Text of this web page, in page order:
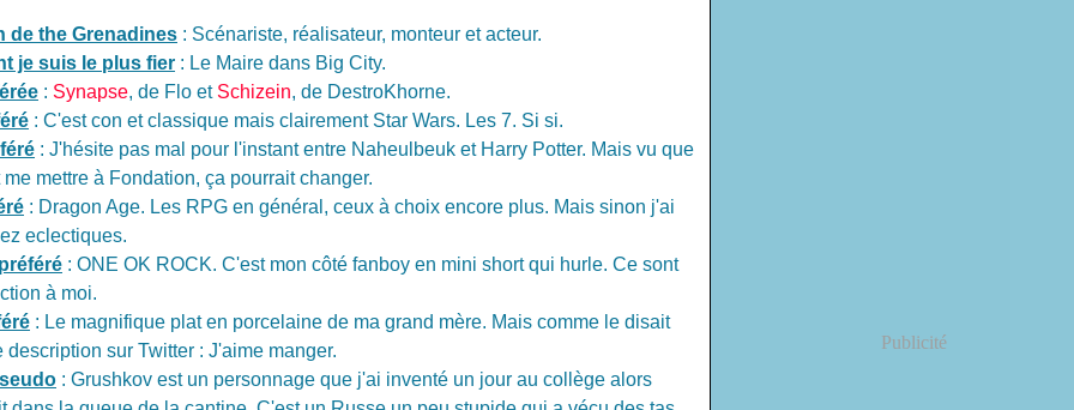
de the Grenadines : Scénariste, réalisateur, monteur et acteur.
je suis le plus fier : Le Maire dans Big City.
: Synapse, de Flo et Schizein, de DestroKhorne.
: C'est con et classique mais clairement Star Wars. Les 7. Si si.
: J'hésite pas mal pour l'instant entre Naheulbeuk et Harry Potter. Mais vu que
mettre à Fondation, ça pourrait changer.
: Dragon Age. Les RPG en général, ceux à choix encore plus. Mais sinon j'ai
eclectiques.
: ONE OK ROCK. C'est mon côté fanboy en mini short qui hurle. Ce sont
à moi.
: Le magnifique plat en porcelaine de ma grand mère. Mais comme le disait
description sur Twitter : J'aime manger.
: Grushkov est un personnage que j'ai inventé un jour au collège alors
Publicité